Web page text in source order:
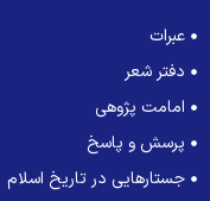
عبرات
دفتر شعر
امامت پژوهی
پرسش و پاسخ
جستارهایی در تاریخ اسلام